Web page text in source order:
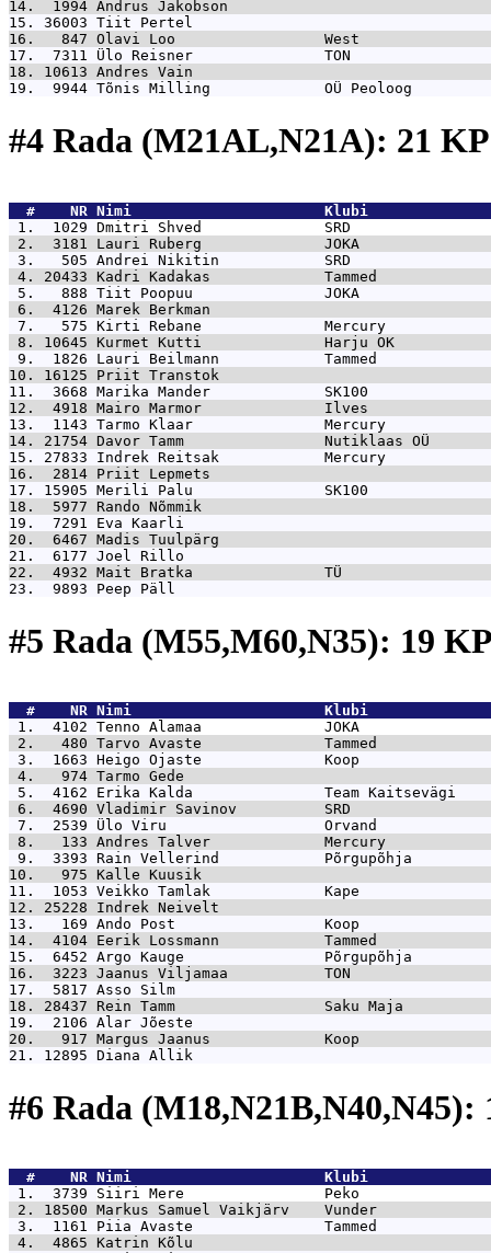
14.  1994 Andrus Jakobson
15. 36003 Tiit Pertel
16.   847 Olavi Loo                 West
17.  7311 Ülo Reisner               TON
18. 10613 Andres Vain
19.  9944 Tõnis Milling             OÜ Peoloog
#4 Rada (M21AL,N21A): 21
  #    NR
Nimi                      Klubi
1.  1029 Dmitri Shved              SRD
2.  3181 Lauri Ruberg              JOKA
3.   505 Andrei Nikitin            SRD
4. 20433 Kadri Kadakas             Tammed
5.   888 Tiit Poopuu               JOKA
6.  4126 Marek Berkman
7.   575 Kirti Rebane              Mercury
8. 10645 Kurmet Kutti              Harju OK
9.  1826 Lauri Beilmann            Tammed
10. 16125 Priit Transtok
11.  3668 Marika Mander             SK100
12.  4918 Mairo Marmor              Ilves
13.  1143 Tarmo Klaar               Mercury
14. 21754 Davor Tamm                Nutiklaas OÜ
15. 27833 Indrek Reitsak            Mercury
16.  2814 Priit Lepmets
17. 15905 Merili Palu               SK100
18.  5977 Rando Nõmmik
19.  7291 Eva Kaarli
20.  6467 Madis Tuulpärg
21.  6177 Joel Rillo
22.  4932 Mait Bratka               TÜ
23.  9893 Peep Päll
#5 Rada (M55,M60,N35): 19
  #    NR
Nimi                      Klubi
1.  4102 Tenno Alamaa              JOKA
2.   480 Tarvo Avaste              Tammed
3.  1663 Heigo Ojaste              Koop
4.   974 Tarmo Gede
5.  4162 Erika Kalda               Team Kaitsevägi
6.  4690 Vladimir Savinov          SRD
7.  2539 Ülo Viru                  Orvand
8.   133 Andres Talver             Mercury
9.  3393 Rain Vellerind            Põrgupõhja
10.   975 Kalle Kuusik
11.  1053 Veikko Tamlak             Kape
12. 25228 Indrek Neivelt
13.   169 Ando Post                 Koop
14.  4104 Eerik Lossmann            Tammed
15.  6452 Argo Kauge                Põrgupõhja
16.  3223 Jaanus Viljamaa           TON
17.  5817 Asso Silm
18. 28437 Rein Tamm                 Saku Maja
19.  2106 Alar Jõeste
20.   917 Margus Jaanus             Koop
21. 12895 Diana Allik
#6 Rada
  #    NR
Nimi                      Klubi
1.  3739 Siiri Mere                Peko
2. 18500 Markus Samuel Vaikjärv    Vunder
3.  1161 Piia Avaste               Tammed
4.  4865 Katrin Kõlu